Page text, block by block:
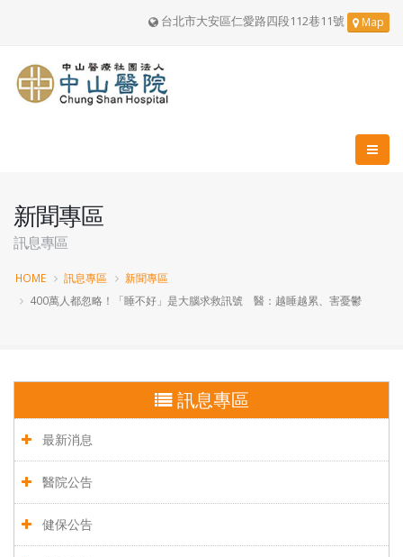
台北市大安區仁愛路四段112巷11號 Map
新聞專區
訊息專區
HOME 訊息專區
新聞專區
400萬人都忽略！「睡不好」是大腦求救訊號 醫：越睡越累、害憂鬱
訊息專區
最新消息
醫院公告
健保公告